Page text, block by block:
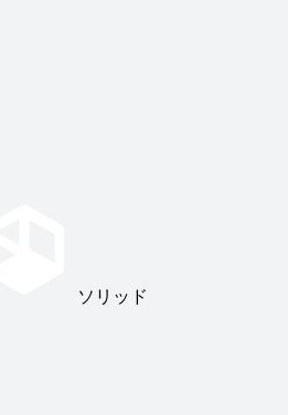
ソリッド